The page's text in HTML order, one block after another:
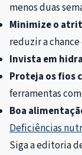
menos duas
Minimize o
reduzir a
Invista em
Proteja os fios
ferramentas
Boa
Deficiências
Siga a editoria